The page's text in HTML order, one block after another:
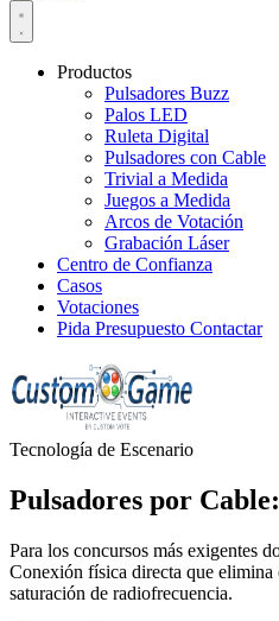
Productos
Pulsadores Buzz
Palos LED
Ruleta Digital
Pulsadores con Cable
Trivial a Medida
Juegos a Medida
Arcos de Votación
Grabación Láser
Centro de Confianza
Casos
Votaciones
Pida Presupuesto Contactar
Tecnología de Escenario
Pulsadores por Cable
Para los concursos más exigentes
Conexión física directa que
saturación de radiofrecuencia.